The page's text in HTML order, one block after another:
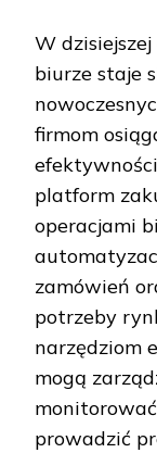
W
biurze staje
firmom
platform
operacjami
zamówień
potrzeby
narzędziom
mogą
prowadzić